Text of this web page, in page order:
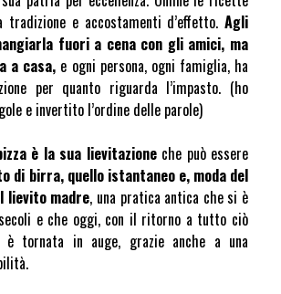
tradizione e accostamenti d’effetto. Agli
fuori a cena con gli amici, ma
a casa, e ogni persona, ogni famiglia, ha
per quanto riguarda l’impasto. (ho
e invertito l’ordine delle parole)
è la sua lievitazioneche può essere
di birra, quello istantaneo e, moda del
lievito madre, una pratica antica che si è
e che oggi, con il ritorno a tutto ciò
è tornata in auge, grazie anche a una